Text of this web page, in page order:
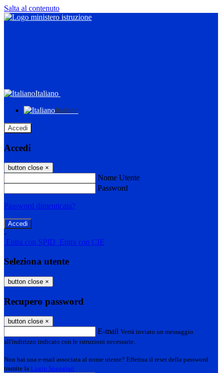
Salta al contenuto
Italiano
Italiano
Accedi
Accedi
button close ×
Nome Utente
Password
Password dimenticata?
-
Entra con SPID Entra con CIE
Seleziona utente
button close ×
Recupero password
button close ×
E-mail Verrà inviato un messaggio
all'indirizzo indicato con le istruzioni necessarie.
Non hai una e-mail associata al nome utente? Effettua il reset della password
tramite la Login Spaggiari